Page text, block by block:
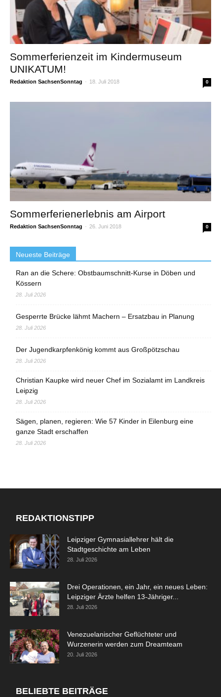
Sommerferienzeit im Kindermuseum
UNIKATUM!
Redaktion SachsenSonntag - 18. Juli 2018 0
Sommerferienerlebnis am Airport
Redaktion SachsenSonntag - 26. Juni 2018 0
Neueste Beiträge
Ran an die Schere: Obstbaumschnitt-Kurse in Döben und
Kössern
28. Juli 2026
Gesperrte Brücke lähmt Machern – Ersatzbau in Planung
28. Juli 2026
Der Jugendkarpfenkönig kommt aus Großpötzschau
28. Juli 2026
Christian Kaupke wird neuer Chef im Sozialamt im Landkreis
Leipzig
28. Juli 2026
Sägen, planen, regieren: Wie 57 Kinder in Eilenburg eine
ganze Stadt erschaffen
28. Juli 2026
REDAKTIONSTIPP
Leipziger Gymnasiallehrer hält die
Stadtgeschichte am Leben
28. Juli 2026
Drei Operationen, ein Jahr, ein neues Leben:
Leipziger Ärzte helfen 13-Jähriger...
28. Juli 2026
Venezuelanischer Geflüchteter und
Wurzenerin werden zum Dreamteam
20. Juli 2026
BELIEBTE BEITRÄGE